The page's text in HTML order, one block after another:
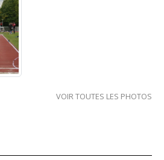
VOIR TOUTES LES PHOTOS